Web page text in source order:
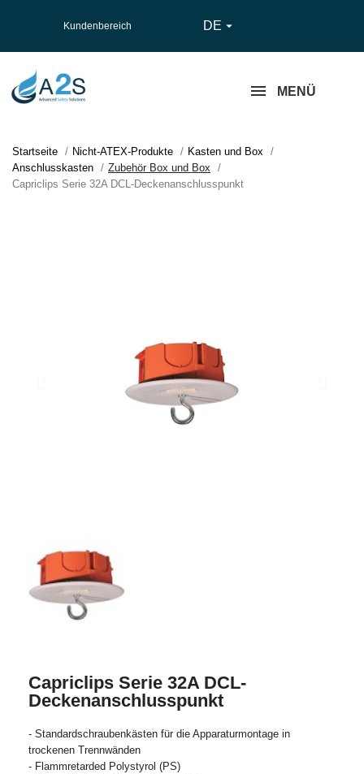
Kundenbereich DE 
MENÜ
Startseite Nicht-ATEX-Produkte
Kasten und Box
Anschlusskasten
Zubehör Box und Box
Capriclips Serie 32A DCL-Deckenanschlusspunkt
Capriclips Serie 32A DCL-
Deckenanschlusspunkt
- Standardschraubenkästen für die Apparaturmontage in
trockenen Trennwänden
- Flammretarded Polystyrol (PS)